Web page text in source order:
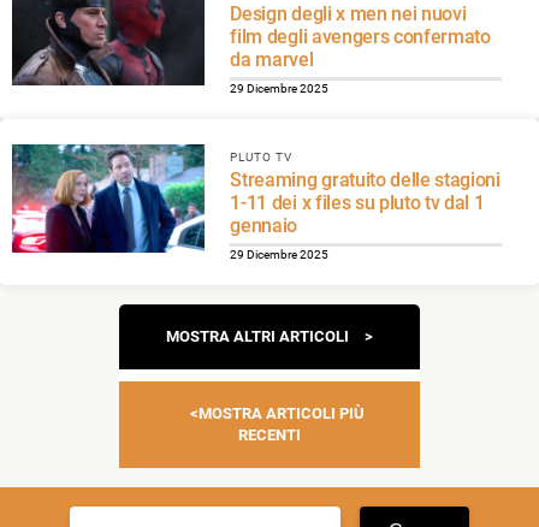
Design degli x men nei nuovi
film degli avengers confermato
da marvel
29 Dicembre 2025
PLUTO TV
Streaming gratuito delle stagioni
1-11 dei x files su pluto tv dal 1
gennaio
29 Dicembre 2025
articoli
MOSTRA ALTRI ARTICOLI
MOSTRA ARTICOLI PIÙ
RECENTI